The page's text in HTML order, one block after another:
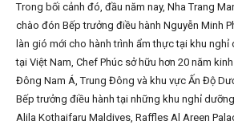
Trong bối cảnh đó, đầu năm nay, Nha Trang
chào đón Bếp trưởng điều hành Nguyễn Minh
làn gió mới cho hành trình ẩm thực tại khu nghỉ
tại Việt Nam, Chef Phúc sở hữu hơn 20 năm
Đông Nam Á, Trung Đông và khu vực Ấn Độ
Bếp trưởng điều hành tại những khu nghỉ
Alila Kothaifaru Maldives, Raffles Al Areen